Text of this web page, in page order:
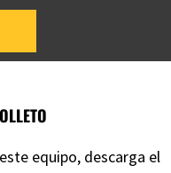
equipo, descarga el